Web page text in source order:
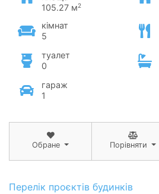
105.27 м2
кімнат
5
туалет
0
гараж
1
Обране Порівняти
Перелік проєктів будинків